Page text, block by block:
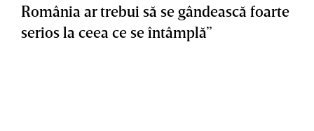
România ar trebui să se gândească foarte
serios la ceea ce se întâmplă”